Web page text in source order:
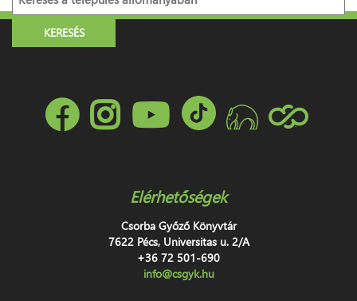
Elérhetőségek
Csorba Győző Könyvtár
7622 Pécs, Universitas u. 2/A
+36 72 501-690
info@csgyk.hu